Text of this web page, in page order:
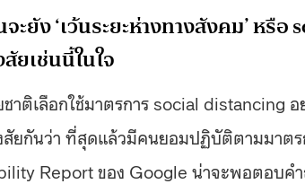
ง ‘เว้นระยะห่างทางสังคม’ หรื
ยเช่นนี้ในใจ
าติเลือกใช้มาตรการ social distancing
สัยกันว่า ที่สุดแล้วมีคนยอมปฏิบัติตามมาต
Report ของ Google น่าจะพอตอบค